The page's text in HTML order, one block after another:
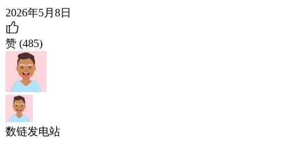
2026年5月8日
赞 (485)
数链发电站